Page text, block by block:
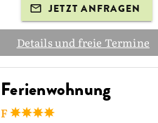
JETZT ANFRAGEN
Details und freie Termine
Ferienwohnung
F